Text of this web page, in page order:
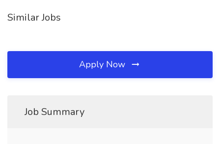
Similar Jobs
Apply Now
Job Summary